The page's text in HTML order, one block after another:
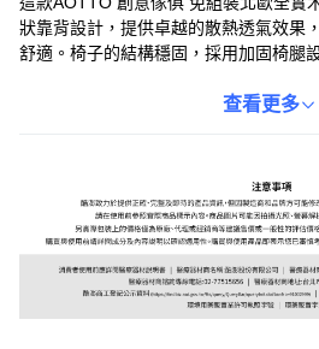
狀靠背設計，提供卓越的散熱透氣效果
舒適。椅子的結構穩固，採用加固椅腿
為您的廚房或餐廳增添一份自然與優雅
查看更多